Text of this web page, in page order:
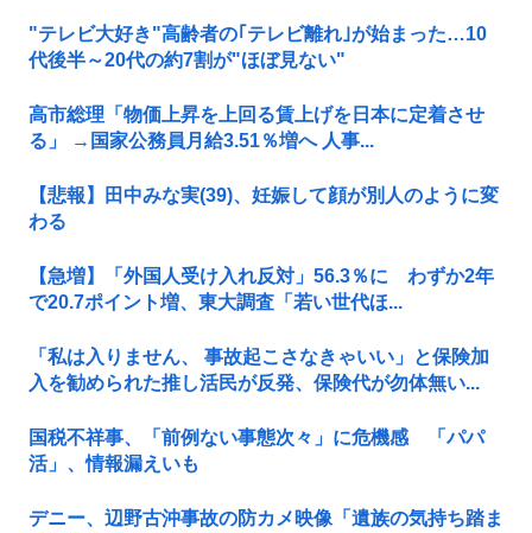
"テレビ大好き"高齢者の｢テレビ離れ｣が始まった…10
代後半～20代の約7割が"ほぼ見ない"
高市総理「物価上昇を上回る賃上げを日本に定着させ
る」 →国家公務員月給3.51％増へ 人事...
【悲報】田中みな実(39)、妊娠して顔が別人のように変
わる
【急増】「外国人受け入れ反対」56.3％に わずか2年
で20.7ポイント増、東大調査「若い世代ほ...
「私は入りません、 事故起こさなきゃいい」と保険加
入を勧められた推し活民が反発、保険代が勿体無い...
国税不祥事、「前例ない事態次々」に危機感 「パパ
活」、情報漏えいも
デニー、辺野古沖事故の防カメ映像「遺族の気持ち踏ま